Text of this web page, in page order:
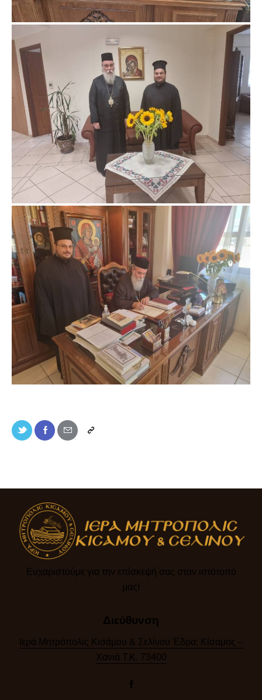
Ευχαριστούμε για την επίσκεψή σας στον ιστότοπό
μας!​
Διεύθυνση
Ιερά Μητρόπολις Κισάμου & Σελίνου Έδρα: Κίσαμος –
Χανιά Τ.Κ. 73400